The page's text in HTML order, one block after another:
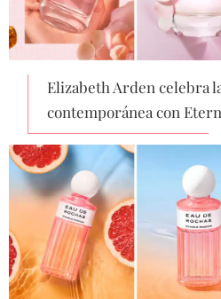
Elizabeth Arden celebra
contemporánea con